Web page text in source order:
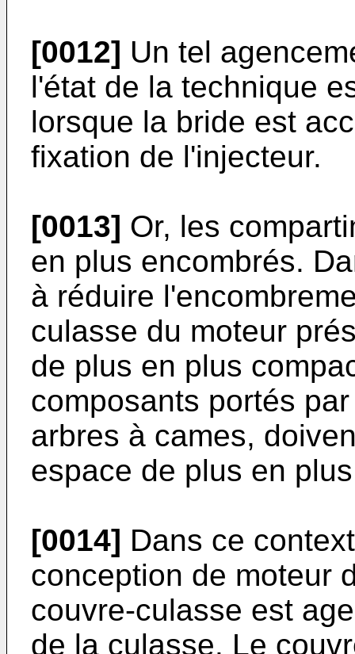
[0012] Un tel
l'état de la technique
lorsque la bride est
fixation de l'injecteur.
[0013] Or, les
en plus encombrés.
à réduire
culasse du moteur
de plus en plus
composants portés
arbres à cames,
espace de plus en
[0014] Dans ce
conception de moteur
couvre-culasse est
de la culasse. Le